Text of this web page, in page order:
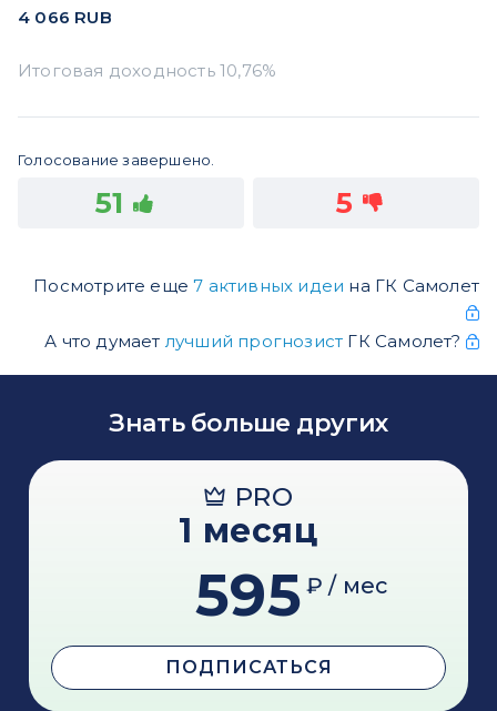
4 066 RUB
Голосование завершено.
51 5
Посмотрите еще7 активных идеи на ГК Самолет
А что думает лучший прогнозист ГК Самолет?
Знать больше других
PRO
1 месяц
595 ₽ / мес
ПОДПИСАТЬСЯ